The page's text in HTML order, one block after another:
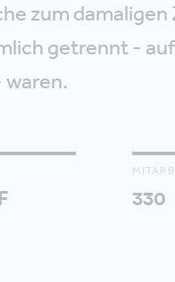
zum
getrennt -
330